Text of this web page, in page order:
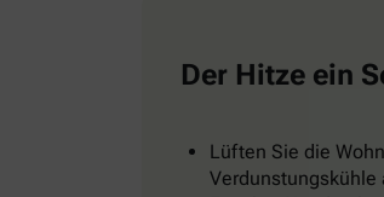
Der Hitze ein
Lüften Sie die
Verdunstungskühle